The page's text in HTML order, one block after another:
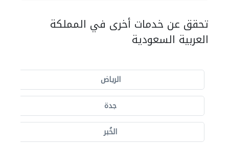
تحقق عن خدمات أخرى في المملكة
العربية السعودية
الرياض
جدة
الخُبر